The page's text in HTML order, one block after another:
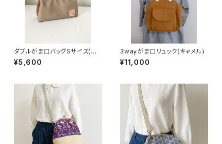
ダブルがま口バッグSサイズ(ベ
ージュ×キャメル) 持ち手別売り
¥5,600
3wayがま口リュック(キャメル)
¥11,000